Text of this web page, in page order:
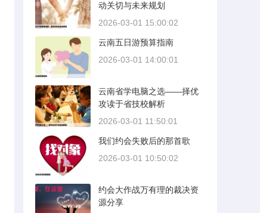
动关切与未来规划
2026-03-01 15:00:02
云南五日游预算指南
2026-03-01 14:00:01
云南省学电脑之选——择优
攻读于省技校解析
2026-03-01 11:50:01
我们约会失败后的那首歌
2026-03-01 10:50:02
约会大作战万有理的裁决资
源分享